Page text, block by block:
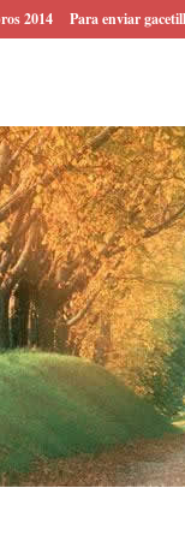
2014 Para enviar